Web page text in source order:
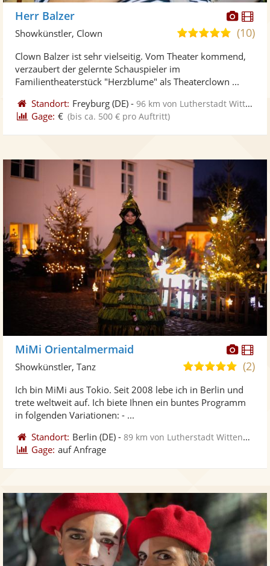
Fotos
Herr Balzer
5,0
5
(10)
Showkünstler, Clown
Clown Balzer ist sehr vielseitig. Vom Theater kommend,
verzaubert der gelernte Schauspieler im
Familientheaterstück "Herzblume" als Theaterclown ...
Standort: Freyburg (DE) -96 km von Lutherstadt Wittenberg
Gage: € (bis ca. 500 € pro Auftritt)
Fotos
MiMi Orientalmermaid
4,8
5
(2)
Showkünstler, Tanz
Ich bin MiMi aus Tokio. Seit 2008 lebe ich in Berlin und
trete weltweit auf. Ich biete Ihnen ein buntes Programm
in folgenden Variationen: - ...
Standort: Berlin (DE) -89 km von Lutherstadt Wittenberg
Gage: auf Anfrage